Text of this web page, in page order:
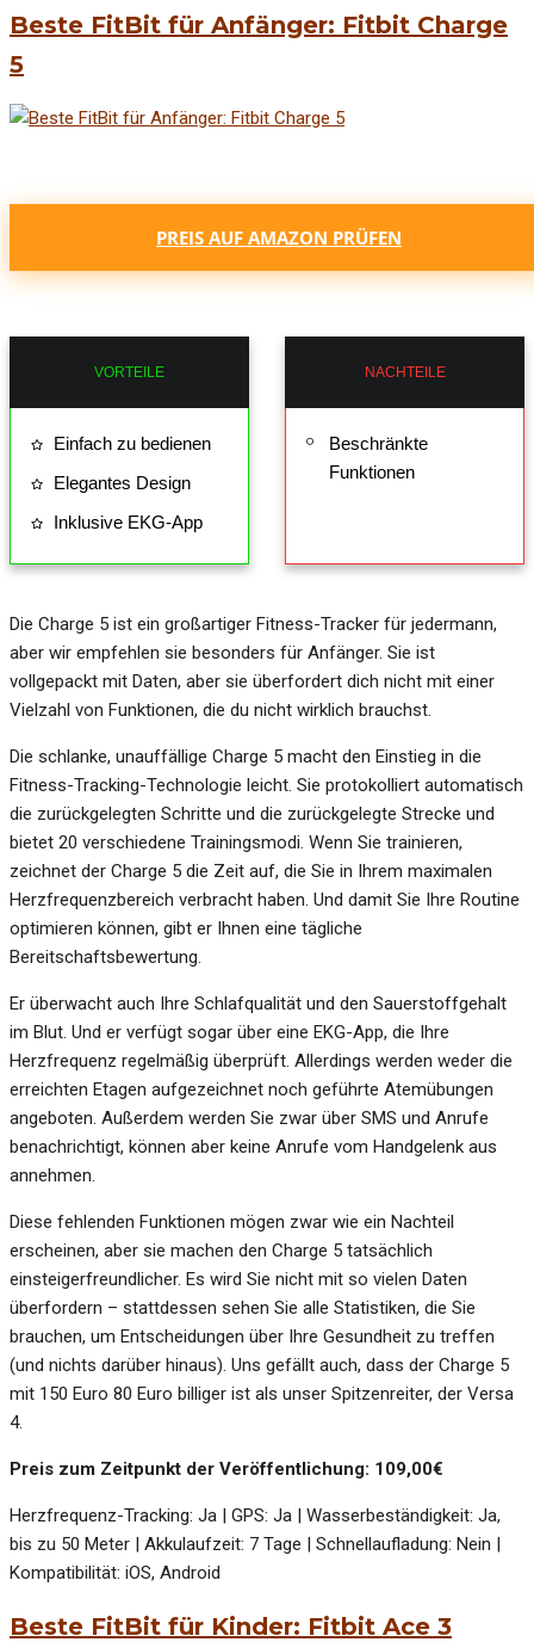
Beste FitBit für Anfänger: Fitbit Charge
5
PREIS AUF AMAZON PRÜFEN
VORTEILE
Einfach zu bedienen
Elegantes Design
Inklusive EKG-App
NACHTEILE
Beschränkte
Funktionen
Die Charge 5 ist ein großartiger Fitness-Tracker für jedermann,
aber wir empfehlen sie besonders für Anfänger. Sie ist
vollgepackt mit Daten, aber sie überfordert dich nicht mit einer
Vielzahl von Funktionen, die du nicht wirklich brauchst.
Die schlanke, unauffällige Charge 5 macht den Einstieg in die
Fitness-Tracking-Technologie leicht. Sie protokolliert automatisch
die zurückgelegten Schritte und die zurückgelegte Strecke und
bietet 20 verschiedene Trainingsmodi. Wenn Sie trainieren,
zeichnet der Charge 5 die Zeit auf, die Sie in Ihrem maximalen
Herzfrequenzbereich verbracht haben. Und damit Sie Ihre Routine
optimieren können, gibt er Ihnen eine tägliche
Bereitschaftsbewertung.
Er überwacht auch Ihre Schlafqualität und den Sauerstoffgehalt
im Blut. Und er verfügt sogar über eine EKG-App, die Ihre
Herzfrequenz regelmäßig überprüft. Allerdings werden weder die
erreichten Etagen aufgezeichnet noch geführte Atemübungen
angeboten. Außerdem werden Sie zwar über SMS und Anrufe
benachrichtigt, können aber keine Anrufe vom Handgelenk aus
annehmen.
Diese fehlenden Funktionen mögen zwar wie ein Nachteil
erscheinen, aber sie machen den Charge 5 tatsächlich
einsteigerfreundlicher. Es wird Sie nicht mit so vielen Daten
überfordern – stattdessen sehen Sie alle Statistiken, die Sie
brauchen, um Entscheidungen über Ihre Gesundheit zu treffen
(und nichts darüber hinaus). Uns gefällt auch, dass der Charge 5
mit 150 Euro 80 Euro billiger ist als unser Spitzenreiter, der Versa
4.
Preis zum Zeitpunkt der Veröffentlichung: 109,00€
Herzfrequenz-Tracking: Ja | GPS: Ja | Wasserbeständigkeit: Ja,
bis zu 50 Meter | Akkulaufzeit: 7 Tage | Schnellaufladung: Nein |
Kompatibilität: iOS, Android
Beste FitBit für Kinder: Fitbit Ace 3